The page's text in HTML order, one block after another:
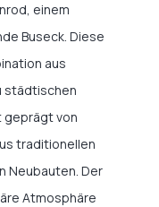
einem
Buseck. Diese
aus
städtischen
geprägt von
traditionellen
Neubauten. Der
Atmosphäre